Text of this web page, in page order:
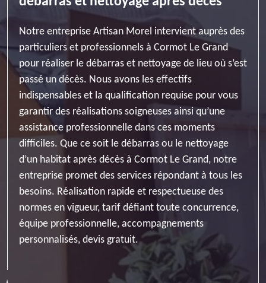
Notre entreprise Artisan Morel intervient auprès des
particuliers et professionnels à Cormot Le Grand
pour réaliser le débarras et nettoyage de lieu où s’est
passé un décès. Nous avons les effectifs
indispensables et la qualification requise pour vous
garantir des réalisations soigneuses ainsi qu’une
assistance professionnelle dans ces moments
difficiles. Que ce soit le débarras ou le nettoyage
d’un habitat après décès à Cormot Le Grand, notre
entreprise promet des services répondant à tous les
besoins. Réalisation rapide et respectueuse des
normes en vigueur, tarif défiant toute concurrence,
équipe professionnelle, accompagnements
personnalisés, devis gratuit.